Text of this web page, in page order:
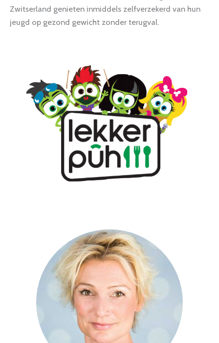
Zwitserland genieten inmiddels zelfverzekerd van hun
jeugd op gezond gewicht zonder terugval.